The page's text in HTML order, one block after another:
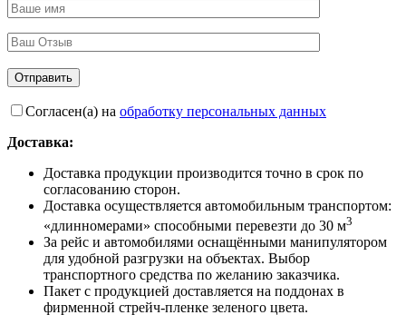
Согласен(а) на обработку персональных данных
Доставка:
Доставка продукции производится точно в срок по
согласованию сторон.
Доставка осуществляется автомобильным транспортом:
«длинномерами» способными перевезти до 30 м3
За рейс и автомобилями оснащёнными манипулятором
для удобной разгрузки на объектах. Выбор
транспортного средства по желанию заказчика.
Пакет с продукцией доставляется на поддонах в
фирменной стрейч-пленке зеленого цвета.